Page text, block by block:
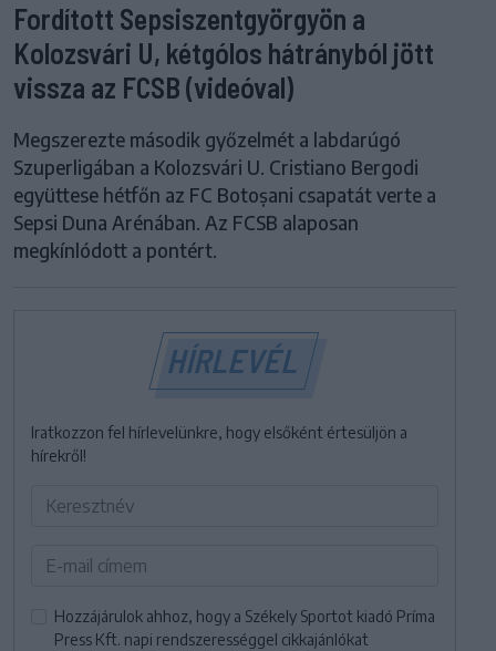
Fordított Sepsiszentgyörgyön a
Kolozsvári U, kétgólos hátrányból jött
vissza az FCSB (videóval)
Megszerezte második győzelmét a labdarúgó
Szuperligában a Kolozsvári U. Cristiano Bergodi
együttese hétfőn az FC Botoșani csapatát verte a
Sepsi Duna Arénában. Az FCSB alaposan
megkínlódott a pontért.
HÍRLEVÉL
Iratkozzon fel hírlevelünkre, hogy elsőként értesüljön a
hírekről!
Hozzájárulok ahhoz, hogy a Székely Sportot kiadó Príma
Press Kft. napi rendszerességgel cikkajánlókat